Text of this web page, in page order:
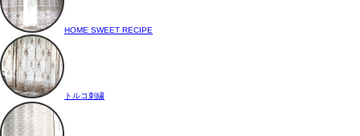
HOME SWEET RECIPE
トルコ刺繍